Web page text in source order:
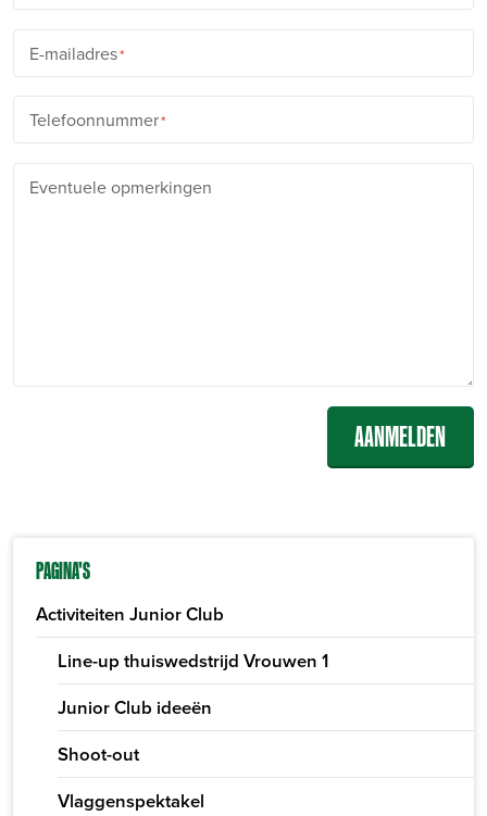
PAGINA'S
Activiteiten Junior Club
Line-up thuiswedstrijd Vrouwen 1
Junior Club ideeën
Shoot-out
Vlaggenspektakel
E-mailadres
Telefoonnummer
Eventuele opmerkingen